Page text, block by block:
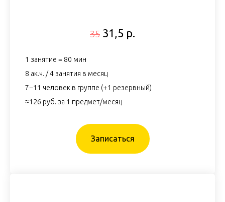
35 31,5 р.
1 занятие = 80 мин
8 ак.ч. / 4 занятия в месяц
7−11 человек в группе (+1 резервный)
≈126 руб. за 1 предмет/месяц
Записаться